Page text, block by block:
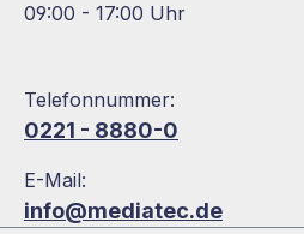
09:00 - 17:00 Uhr
Telefonnummer:
0221 - 8880-0
E-Mail:
info@mediatec.de